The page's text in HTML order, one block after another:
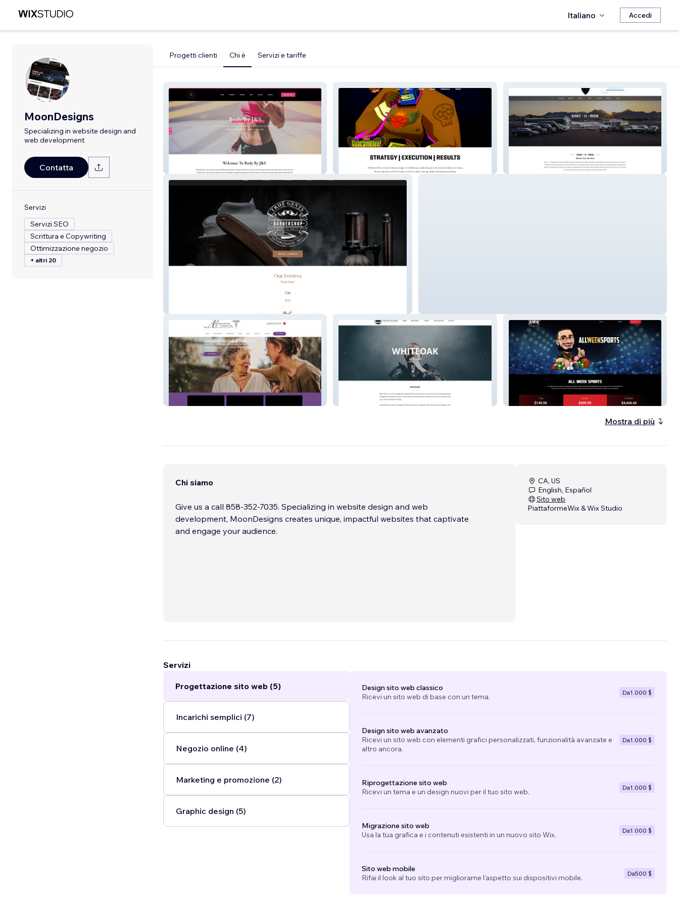
Italiano Accedi
MoonDesigns
Specializing in website design and
web development
Contatta
Servizi
Servizi SEO
Scrittura e Copywriting
Ottimizzazione negozio
+ altri 20
Progetti clienti Chi è Servizi e tariffe
vim-global exec.u.ride
aadvancedhomehealth2 whiteoakmusicgroup All Week Sports
Mostra di più
Chi siamo
Give us a call 858-352-7035. Specializing in website design and web
development, MoonDesigns creates unique, impactful websites that captivate
and engage your audience.
CA, US
English, Español
Sito web
PiattaformeWix & Wix Studio
Servizi
Progettazione sito web (5)
Incarichi semplici (7)
Negozio online (4)
Marketing e promozione (2)
Graphic design (5)
Design sito web classico
Ricevi un sito web di base con un tema.
Da1.000 $
Design sito web avanzato
Ricevi un sito web con elementi grafici personalizzati, funzionalità avanzate e
altro ancora.
Da1.000 $
Riprogettazione sito web
Ricevi un tema e un design nuovi per il tuo sito web.
Da1.000 $
Migrazione sito web
Usa la tua grafica e i contenuti esistenti in un nuovo sito Wix.
Da1.000 $
Sito web mobile
Rifai il look al tuo sito per migliorarne l'aspetto sui dispositivi mobile.
Da500 $